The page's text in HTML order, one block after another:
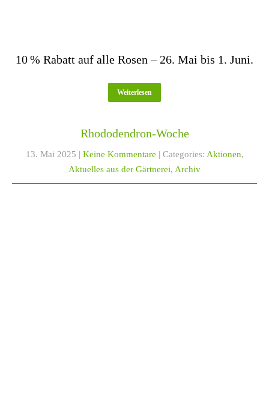
10 % Rabatt auf alle Rosen – 26. Mai bis 1. Juni.
Weiterlesen
Rhododendron-Woche
13. Mai 2025 | Keine Kommentare | Categories: Aktionen,
Aktuelles aus der Gärtnerei, Archiv